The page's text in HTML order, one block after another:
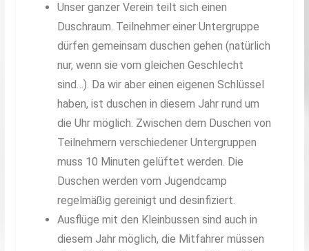
Unser ganzer Verein teilt sich einen
Duschraum. Teilnehmer einer Untergruppe
dürfen gemeinsam duschen gehen (natürlich
nur, wenn sie vom gleichen Geschlecht
sind…). Da wir aber einen eigenen Schlüssel
haben, ist duschen in diesem Jahr rund um
die Uhr möglich. Zwischen dem Duschen von
Teilnehmern verschiedener Untergruppen
muss 10 Minuten gelüftet werden. Die
Duschen werden vom Jugendcamp
regelmäßig gereinigt und desinfiziert.
Ausflüge mit den Kleinbussen sind auch in
diesem Jahr möglich, die Mitfahrer müssen